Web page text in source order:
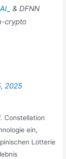
& DFNN
crypto
2025
Constellation
ein,
Lotterie